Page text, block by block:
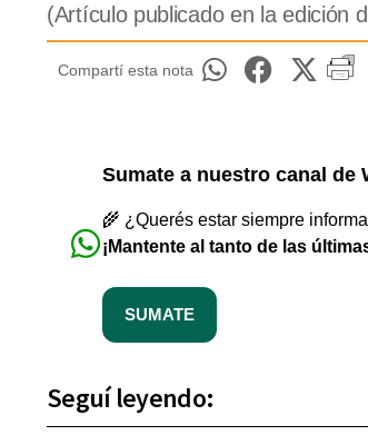
(Artículo publicado en la edición
Compartí esta nota
Sumate a nuestro canal de
🌾 ¿Querés estar siempre
¡Mantente al tanto de las
SUMATE
Seguí leyendo: